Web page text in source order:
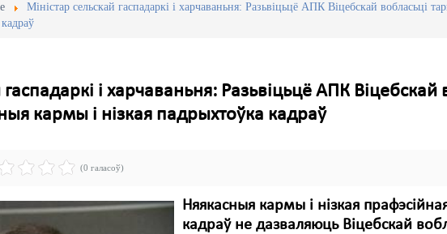
Міністар сельскай гаспадаркі і харчаваньня: Разьвіцьцё АПК Віцебскай вобласьці
гаспадаркі і харчаваньня: Разьвіцьцё АПК Віцебскай
кармы і нізкая падрыхтоўка кадраў
(0 галасоў)
Няякасныя кармы і нізкая
кадраў не дазваляюць Віцебскай